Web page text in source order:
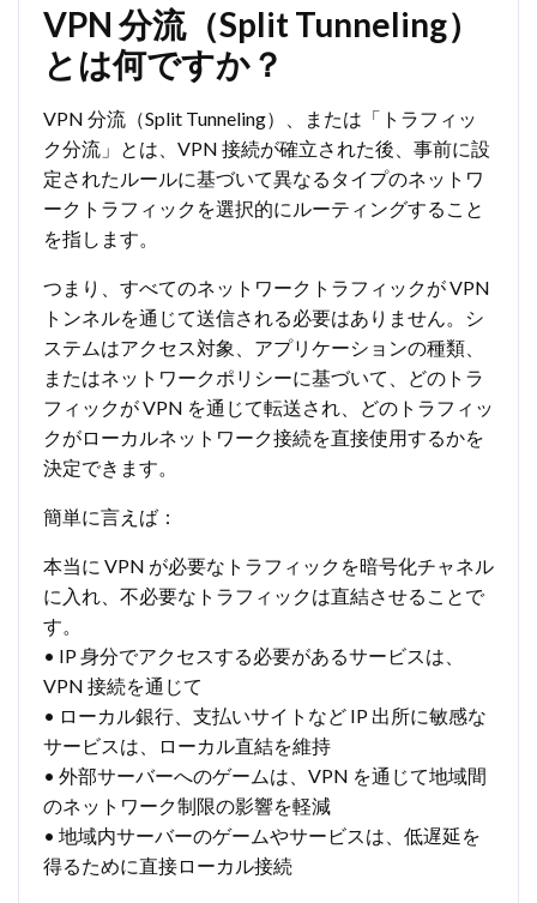
VPN 分流（Split Tunneling）
とは何ですか？
VPN 分流（Split Tunneling）、または「トラフィッ
ク分流」とは、VPN 接続が確立された後、事前に設
定されたルールに基づいて異なるタイプのネットワ
ークトラフィックを選択的にルーティングすること
を指します。
つまり、すべてのネットワークトラフィックが VPN
トンネルを通じて送信される必要はありません。シ
ステムはアクセス対象、アプリケーションの種類、
またはネットワークポリシーに基づいて、どのトラ
フィックが VPN を通じて転送され、どのトラフィッ
クがローカルネットワーク接続を直接使用するかを
決定できます。
簡単に言えば：
本当に VPN が必要なトラフィックを暗号化チャネル
に入れ、不必要なトラフィックは直結させることで
す。
• IP 身分でアクセスする必要があるサービスは、
VPN 接続を通じて
• ローカル銀行、支払いサイトなど IP 出所に敏感な
サービスは、ローカル直結を維持
• 外部サーバーへのゲームは、VPN を通じて地域間
のネットワーク制限の影響を軽減
• 地域内サーバーのゲームやサービスは、低遅延を
得るために直接ローカル接続